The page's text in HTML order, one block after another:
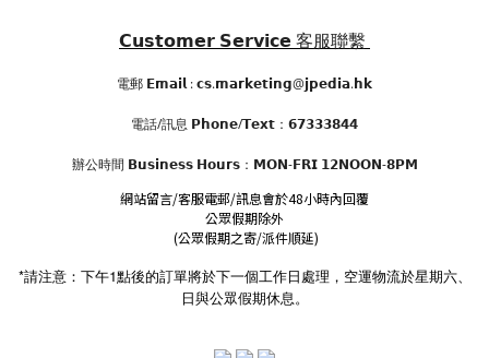
𝗖𝘂𝘀𝘁𝗼𝗺𝗲𝗿 𝗦𝗲𝗿𝘃𝗶𝗰𝗲 客服聯繫
電郵 𝗘𝗺𝗮𝗶𝗹 : 𝗰𝘀.𝗺𝗮𝗿𝗸𝗲𝘁𝗶𝗻𝗴@𝗷𝗽𝗲𝗱𝗶𝗮.𝗵𝗸
電話/訊息 𝗣𝗵𝗼𝗻𝗲/𝗧𝗲𝘅𝘁：𝟲𝟳𝟯𝟯𝟯𝟴𝟰𝟰
辦公時間 𝗕𝘂𝘀𝗶𝗻𝗲𝘀𝘀 𝗛𝗼𝘂𝗿𝘀：𝗠𝗢𝗡-𝗙𝗥𝗜 𝟭𝟮𝗡𝗢𝗢𝗡-𝟴𝗣𝗠
網站留言/客服電郵/訊息會於48小時內回覆
公眾假期除外
(公眾假期之寄/派件順延)
*請注意：下午1點後的訂單將於下一個工作日處理，空運物流於星期六、
日與公眾假期休息。